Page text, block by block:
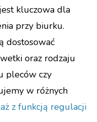
kluczowa dla
przy biurku.
dostosować
oraz rodzaju
pleców czy
w różnych
z funkcją regulacji